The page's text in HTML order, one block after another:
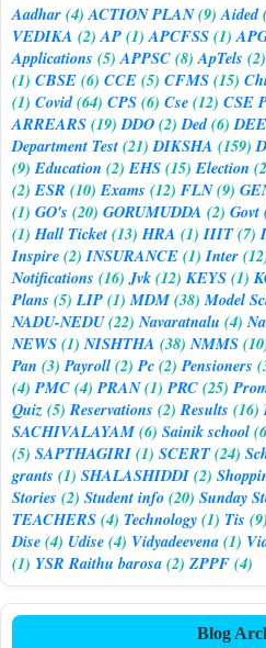
Aadhar(4) ACTION PLAN(9) Aided
VEDIKA (2) AP(1) APCFSS(1)
Applications (5) APPSC(8) ApTels (2)
(1) CBSE(6) CCE(5) CFMS(15)
(1) Covid(64) CPS(6) Cse(12) CSE
ARREARS(19) DDO(2) Ded(6)
Department Test(21) DIKSHA (159)
(9) Education (2) EHS(15) Election
(2) ESR (10) Exams (12) FLN(9)
(1) GO's (20) GORUMUDDA (2) Govt
(1) Hall Ticket(13) HRA (1) IIIT(7)
Inspire(2) INSURANCE(1) Inter
Notifications (16) Jvk(12) KEYS(1)
Plans (5) LIP(1) MDM(38) Model
NADU-NEDU(22) Navaratnalu (4)
NEWS(1) NISHTHA (38) NMMS
Pan (3) Payroll(2) Pc(2) Pensioners
(4) PMC(4) PRAN(1) PRC(25)
Quiz(5) Reservations (2) Results (16)
SACHIVALAYAM(6) Sainik school
(5) SAPTHAGIRI(1) SCERT(24)
grants (1) SHALASHIDDI(2)
Stories (2) Student info(20) Sunday
TEACHERS(4) Technology(1) Tis (9)
Dise(4) Udise(4) Vidyadeevena(1)
(1) YSR Raithu barosa(2) ZPPF(4)
Blog